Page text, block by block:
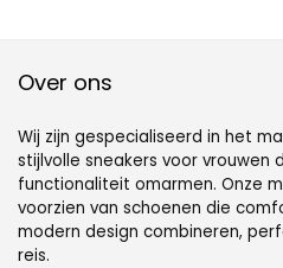
Over ons
Wij zijn gespecialiseerd in het
stijlvolle sneakers voor vrouwen
functionaliteit omarmen. Onze
voorzien van schoenen die
modern design combineren,
reis.